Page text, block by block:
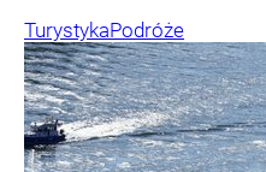
TurystykaPodróże